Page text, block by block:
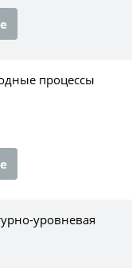
процессы
уровневая